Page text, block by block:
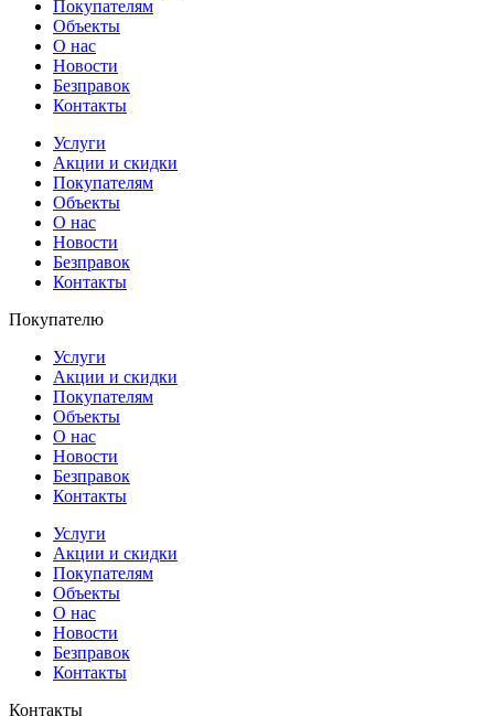
Покупателям
Объекты
О нас
Новости
Безправок
Контакты
Услуги
Акции и скидки
Покупателям
Объекты
О нас
Новости
Безправок
Контакты
Покупателю
Услуги
Акции и скидки
Покупателям
Объекты
О нас
Новости
Безправок
Контакты
Услуги
Акции и скидки
Покупателям
Объекты
О нас
Новости
Безправок
Контакты
Контакты